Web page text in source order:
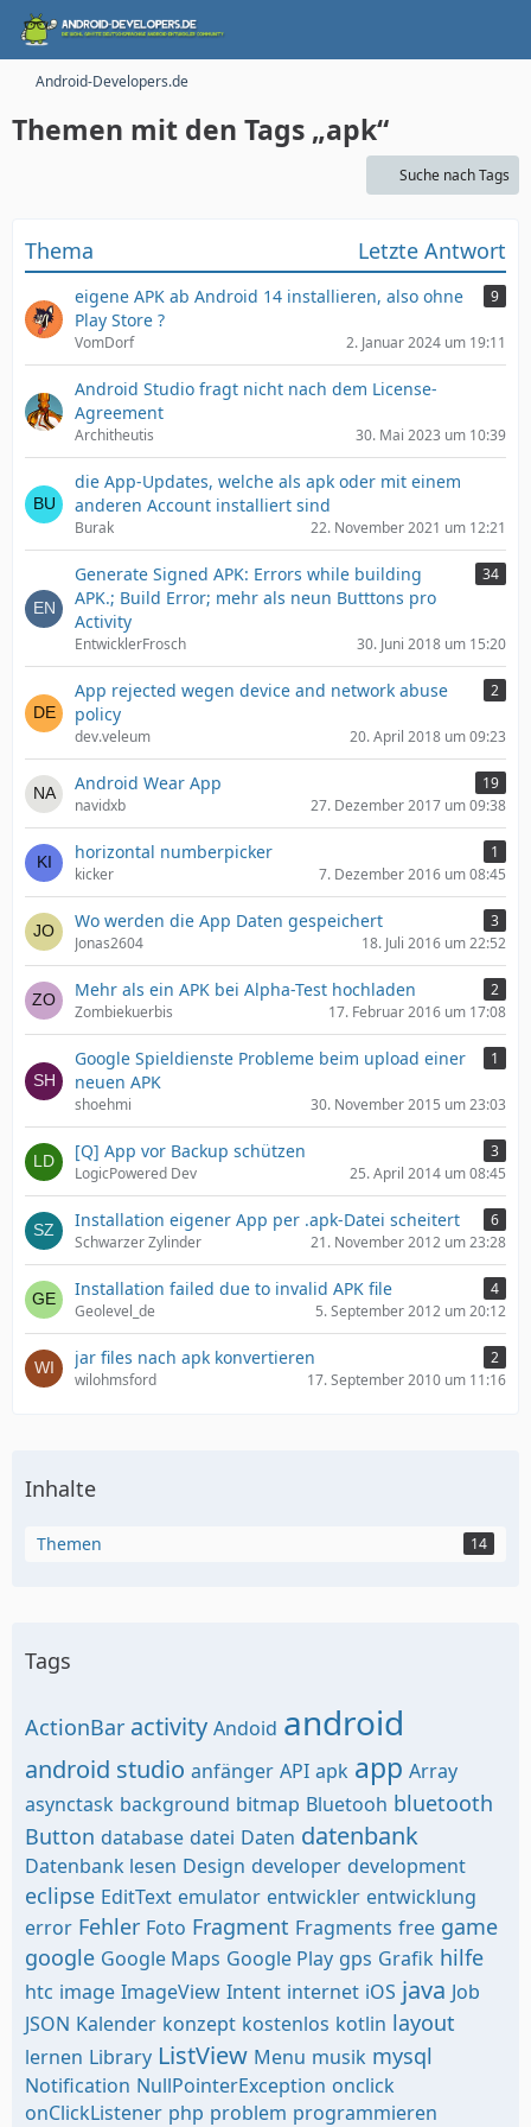
Android-Developers.de
Themen mit den Tags „apk“
Suche nach Tags
Thema Letzte Antwort
eigene APK ab Android 14 installieren, also ohne
Play Store ?
9
VomDorf 2. Januar 2024 um 19:11
Android Studio fragt nicht nach dem License-
Agreement
Architheutis 30. Mai 2023 um 10:39
die App-Updates, welche als apk oder mit einem
anderen Account installiert sind
Burak 22. November 2021 um 12:21
Generate Signed APK: Errors while building
APK.; Build Error; mehr als neun Butttons pro
Activity
34
EntwicklerFrosch 30. Juni 2018 um 15:20
App rejected wegen device and network abuse
policy
2
dev.veleum 20. April 2018 um 09:23
Android Wear App
19
navidxb
27. Dezember 2017 um 09:38
horizontal numberpicker
1
kicker
7. Dezember 2016 um 08:45
Wo werden die App Daten gespeichert
3
Jonas2604
18. Juli 2016 um 22:52
Mehr als ein APK bei Alpha-Test hochladen
2
Zombiekuerbis
17. Februar 2016 um 17:08
Google Spieldienste Probleme beim upload einer
neuen APK
1
shoehmi 30. November 2015 um 23:03
[Q] App vor Backup schützen
3
LogicPowered Dev
25. April 2014 um 08:45
Installation eigener App per .apk-Datei scheitert
6
Schwarzer Zylinder
21. November 2012 um 23:28
Installation failed due to invalid APK file
4
Geolevel_de
5. September 2012 um 20:12
jar files nach apk konvertieren
2
wilohmsford
17. September 2010 um 11:16
Inhalte
Themen 14
Tags
ActionBar activity Andoid android
android studio anfänger API apk app Array
asynctask background bitmap Bluetooh bluetooth
Button database datei Daten datenbank
Datenbank lesen Design developer development
eclipse EditText emulator entwickler entwicklung
error Fehler Foto Fragment Fragments free game
google Google Maps Google Play gps Grafik hilfe
htc image ImageView Intent internet iOS java Job
JSON Kalender konzept kostenlos kotlin layout
lernen Library ListView Menu musik mysql
Notification NullPointerException onclick
onClickListener php problem programmieren